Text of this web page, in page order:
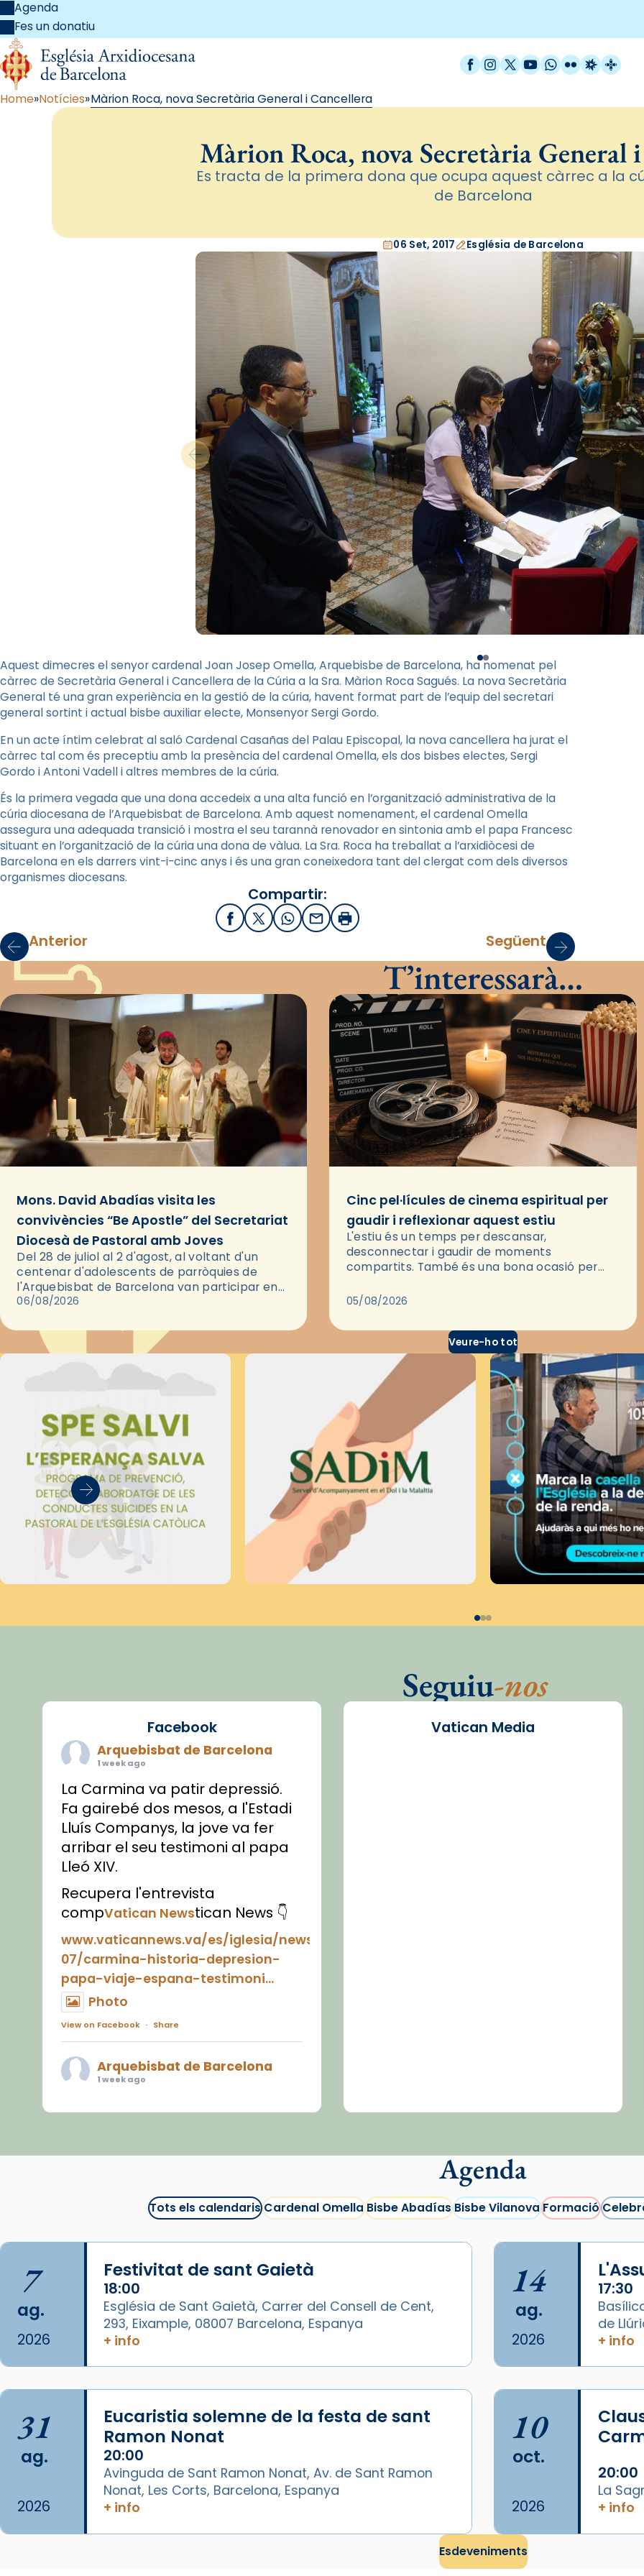
Agenda
Fes un donatiu
Facebook
Instagram
X / Twitter
YouTube
WhatsApp
FlickrRadio
Home Notícies Màrion Roca, nova Secretària General i Cancellera
Màrion Roca, nova Secretària General
Es tracta de la primera dona que ocupa aquest càrrec a la
de Barcelona
06 Set, 2017 Església de Barcelona
Aquest dimecres el senyor cardenal Joan Josep Omella, Arquebisbe de Barcelona, ha nomenat pel
càrrec de Secretària General i Cancellera de la Cúria a la Sra. Màrion Roca Sagués. La nova Secretària
General té una gran experiència en la gestió de la cúria, havent format part de l’equip del secretari
general sortint i actual bisbe auxiliar electe, Monsenyor Sergi Gordo.
En un acte íntim celebrat al saló Cardenal Casañas del Palau Episcopal, la nova cancellera ha jurat el
càrrec tal com és preceptiu amb la presència del cardenal Omella, els dos bisbes electes, Sergi
Gordo i Antoni Vadell i altres membres de la cúria.
És la primera vegada que una dona accedeix a una alta funció en l’organització administrativa de la
cúria diocesana de l’Arquebisbat de Barcelona. Amb aquest nomenament, el cardenal Omella
assegura una adequada transició i mostra el seu tarannà renovador en sintonia amb el papa Francesc
situant en l’organització de la cúria una dona de vàlua. La Sra. Roca ha treballat a l’arxidiòcesi de
Barcelona en els darrers vint-i-cinc anys i és una gran coneixedora tant del clergat com dels diversos
organismes diocesans.
Compartir:
FacebookX / Twitter
WhatsApp
EmailImprimir
Anterior Següent
T’interessarà…
Mons. David Abadías visita les
convivències “Be Apostle” del Secretariat
Diocesà de Pastoral amb Joves
Del 28 de juliol al 2 d'agost, al voltant d'un
centenar d'adolescents de parròquies de
l'Arquebisbat de Barcelona van participar en
les convivències Be Apostle, organitzades pel
06/08/2026
Cinc pel·lícules de cinema espiritual per
gaudir i reflexionar aquest estiu
L'estiu és un temps per descansar,
desconnectar i gaudir de moments
compartits. També és una bona ocasió per
través del cinema, reflexionar sobre les…
05/08/2026
Veure-ho tot
Seguiu-nos
Facebook
Arquebisbat de Barcelona
1 week ago
La Carmina va patir depressió.
Fa gairebé dos mesos, a l'Estadi
Lluís Companys, la jove va fer
arribar el seu testimoni al papa
Lleó XIV.
Recupera l'entrevista
compVatican Newstican News 👇
www.vaticannews.va/es/iglesia/news/2026-
07/carmina-historia-depresion-
papa-viaje-espana-testimoni...
Photo
View on Facebook · Share
Arquebisbat de Barcelona
1 week ago
juliol la missa de Les Santes de
📸 J. Merino
Photo
View on Facebook · Share
Arquebisbat de Barcelonais at
Aquest dilluns, 27 de juliol, ha
tingut lloc la missa d’acció de
gràcies en agraïment al comitè
organitzador de la visita
apostòlica del Sant Pare Lleó XIV
a Barcelona, i als col·laboradors,
a la Catedral de Barcelona.
Vatican Media
Agenda
Tots els calendarisCardenal OmellaBisbe AbadíasBisbe VilanovaFormació
7
ag.
2026
Festivitat de sant Gaietà
18:00
Església de Sant Gaietà, Carrer del Consell de Cent,
293, Eixample, 08007 Barcelona, Espanya
+ info
14
ag.
2026
17:30
de
+ info
31
ag.
2026
Eucaristia solemne de la festa de sant
Ramon Nonat
20:00
Avinguda de Sant Ramon Nonat, Av. de Sant Ramon
Nonat, Les Corts, Barcelona, Espanya
+ info
10
oct.
2026
20:00
La
+ info
Esdeveniments